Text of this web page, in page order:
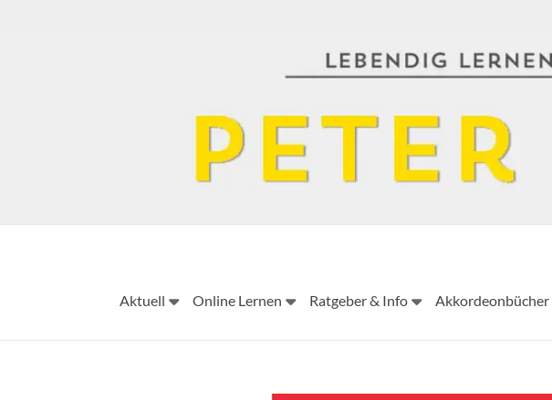
Aktuell Online Lernen Ratgeber & Info Akkordeonbücher